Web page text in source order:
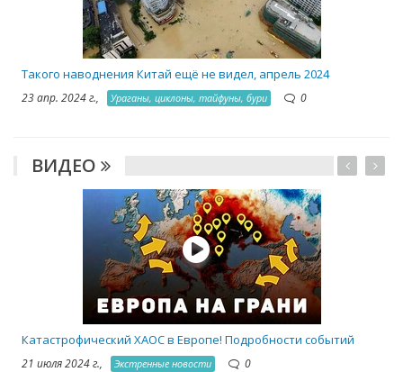
Такого наводнения Китай ещё не видел, апрель 2024
23 апр. 2024 г., Ураганы, циклоны, тайфуны, бури 0
ВИДЕО
Катастрофический ХАОС в Европе! Подробности событий
21 июля 2024 г., Экстренные новости 0